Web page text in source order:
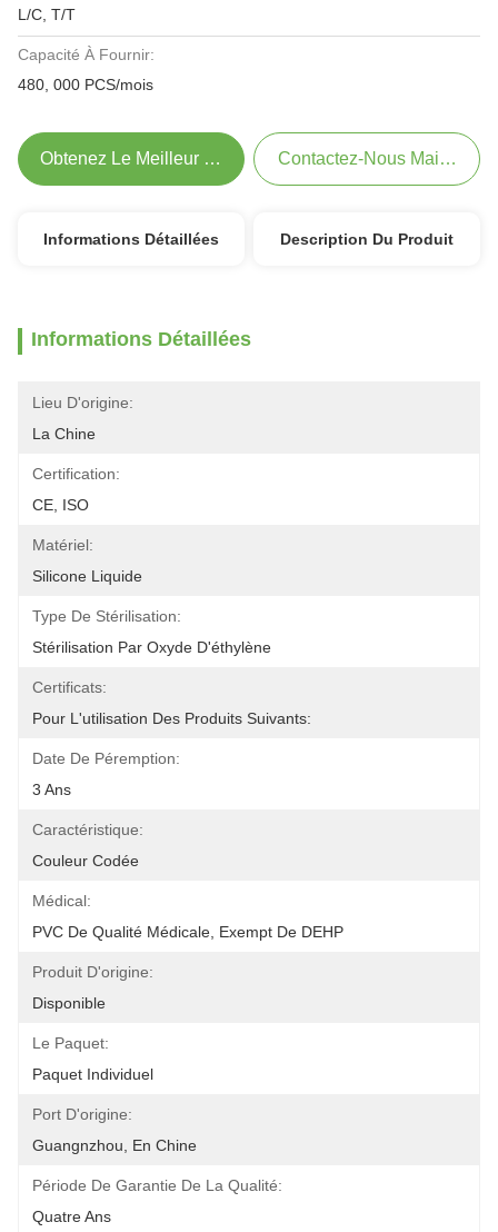
L/C, T/T
Capacité À Fournir:
480, 000 PCS/mois
Obtenez Le Meilleur Prix Contactez-Nous Maintenant
Informations Détaillées Description Du Produit
Informations Détaillées
Lieu D'origine:
La Chine
Certification:
CE, ISO
Matériel:
Silicone Liquide
Type De Stérilisation:
Stérilisation Par Oxyde D'éthylène
Certificats:
Pour L'utilisation Des Produits Suivants:
Date De Péremption:
3 Ans
Caractéristique:
Couleur Codée
Médical:
PVC De Qualité Médicale, Exempt De DEHP
Produit D'origine:
Disponible
Le Paquet:
Paquet Individuel
Port D'origine:
Guangnzhou, En Chine
Période De Garantie De La Qualité:
Quatre Ans